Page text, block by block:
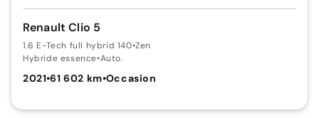
Renault Clio 5
1.6 E-Tech full hybrid 140•Zen
Hybride essence•Auto.
2021•61 602 km•Occasion